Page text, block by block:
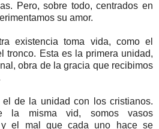
Pero, sobre todo, centrados en
su amor.
existencia toma vida, como el
tronco. Esta es la primera unidad,
obra de la gracia que recibimos
de la unidad con los cristianos.
la misma vid, somos vasos
y el mal que cada uno hace se